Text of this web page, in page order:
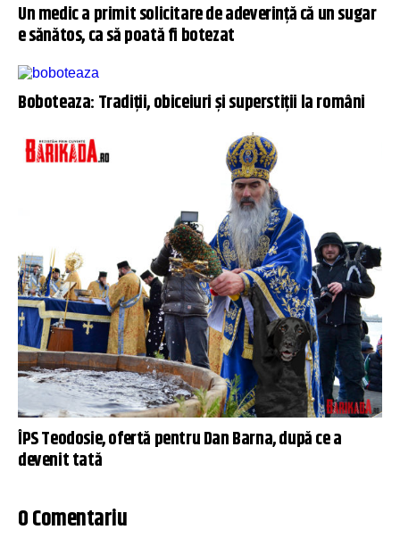
Un medic a primit solicitare de adeverință că un sugar
e sănătos, ca să poată fi botezat
Boboteaza: Tradiții, obiceiuri și superstiții la români
ÎPS Teodosie, ofertă pentru Dan Barna, după ce a
devenit tată
0 Comentariu